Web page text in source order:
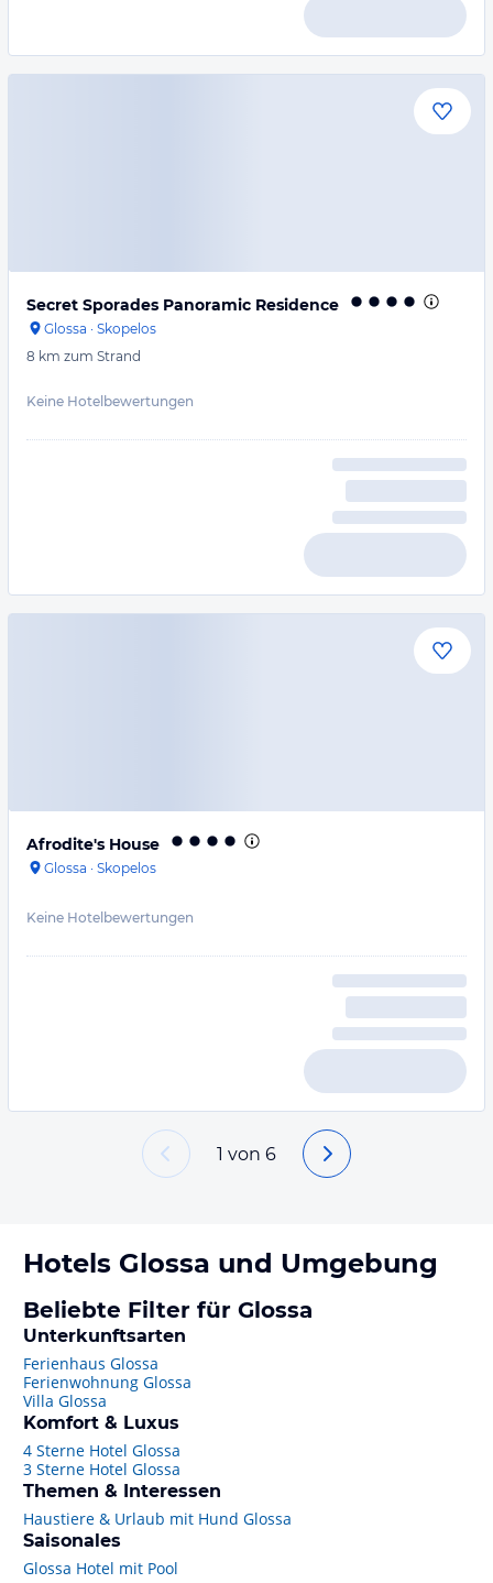
Secret Sporades Panoramic Residence
Glossa · Skopelos
8 km zum Strand
Keine Hotelbewertungen
Afrodite's House
Glossa · Skopelos
Keine Hotelbewertungen
1 von 6
Hotels Glossa und Umgebung
Beliebte Filter für Glossa
Unterkunftsarten
Ferienhaus Glossa
Ferienwohnung Glossa
Villa Glossa
Komfort & Luxus
4 Sterne Hotel Glossa
3 Sterne Hotel Glossa
Themen & Interessen
Haustiere & Urlaub mit Hund Glossa
Saisonales
Glossa Hotel mit Pool